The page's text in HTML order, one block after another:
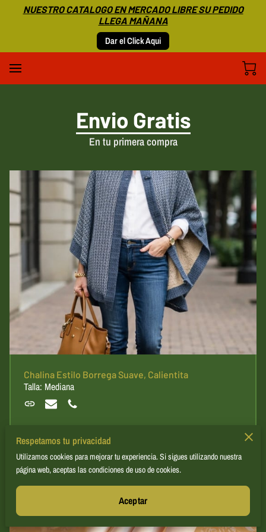
NUESTRO CATALOGO EN MERCADO LIBRE SU PEDIDO
LLEGA MAÑANA
Dar el Click Aqui
Envio Gratis
En tu primera compra
Chalina Estilo Borrega Suave, Calientita
Talla: Mediana
Respetamos tu privacidad
Utilizamos cookies para mejorar tu experiencia. Si sigues utilizando nuestra
página web, aceptas las condiciones de uso de cookies.
Aceptar